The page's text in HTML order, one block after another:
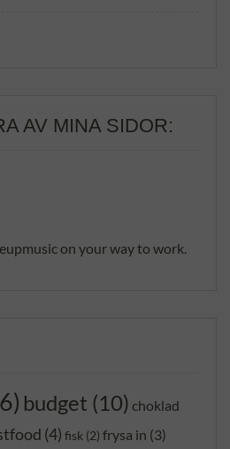
AV MINA SIDOR:
on your way to work.
budget (10) choklad
(4) fisk (2) frysa in (3)